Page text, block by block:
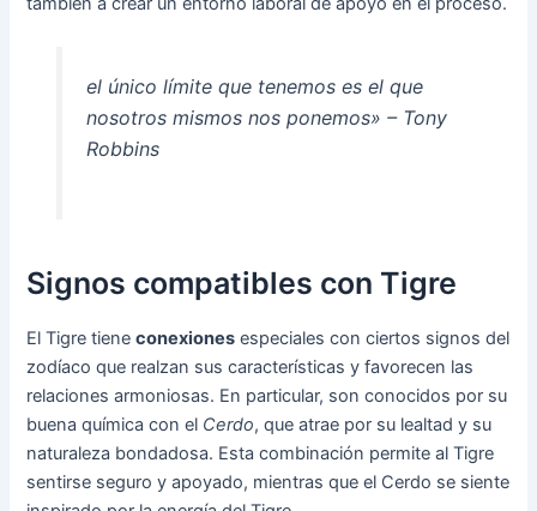
el único límite que tenemos es el que
nosotros mismos nos ponemos» – Tony
Robbins
Signos compatibles con Tigre
El Tigre tieneconexiones especiales con ciertos signos del
zodíaco que realzan sus características y favorecen las
relaciones armoniosas. En particular, son conocidos por su
buena química con el Cerdo, que atrae por su lealtad y su
naturaleza bondadosa. Esta combinación permite al Tigre
sentirse seguro y apoyado, mientras que el Cerdo se siente